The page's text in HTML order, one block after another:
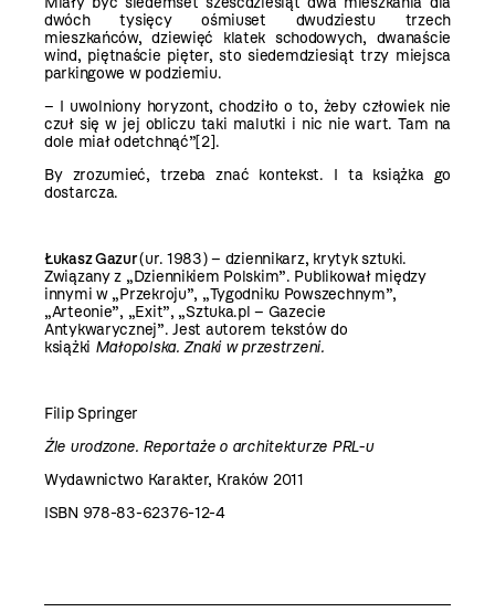
dwóch tysięcy ośmiuset dwudziestu trzech
mieszkańców, dziewięć klatek schodowych, dwanaście
wind, piętnaście pięter, sto siedemdziesiąt trzy miejsca
parkingowe w podziemiu.
– I uwolniony horyzont, chodziło o to, żeby człowiek nie
czuł się w jej obliczu taki malutki i nic nie wart. Tam na
dole miał odetchnąć”[2].
By zrozumieć, trzeba znać kontekst. I ta książka go
dostarcza.
Łukasz Gazur(ur. 1983) – dziennikarz, krytyk sztuki.
Związany z „Dziennikiem Polskim”. Publikował między
innymi w „Przekroju”, „Tygodniku Powszechnym”,
„Arteonie”, „Exit”, „Sztuka.pl – Gazecie
Antykwarycznej”. Jest autorem tekstów do
książki Małopolska. Znaki w przestrzeni.
Filip Springer
Źle urodzone. Reportaże o architekturze PRL-u
Wydawnictwo Karakter, Kraków 2011
ISBN 978-83-62376-12-4